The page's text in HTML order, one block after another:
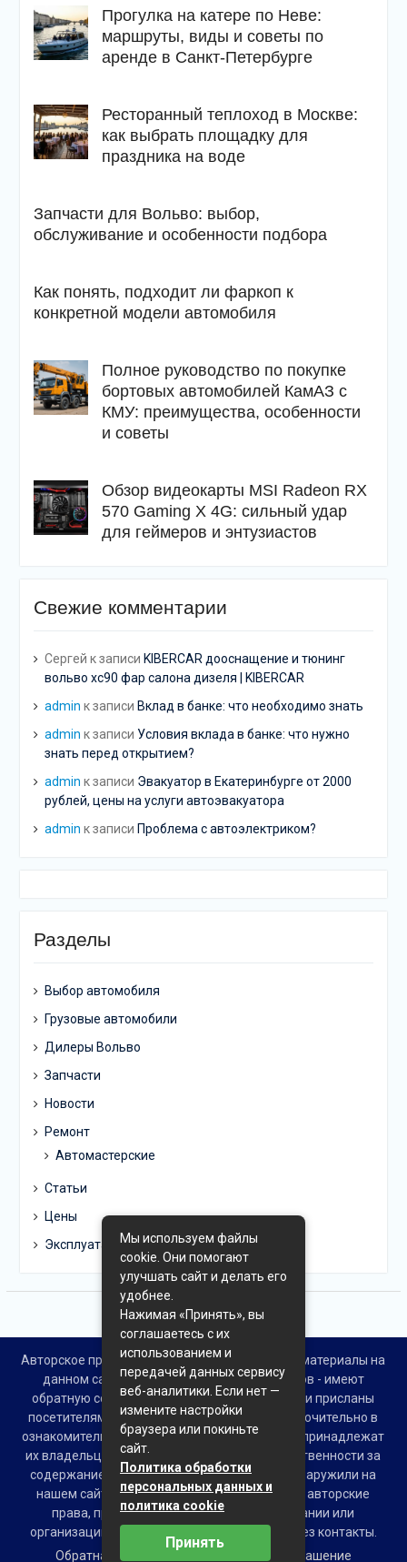
Прогулка на катере по Неве:
маршруты, виды и советы по
аренде в Санкт-Петербурге
Ресторанный теплоход в Москве:
как выбрать площадку для
праздника на воде
Запчасти для Вольво: выбор,
обслуживание и особенности подбора
Как понять, подходит ли фаркоп к
конкретной модели автомобиля
Полное руководство по покупке
бортовых автомобилей КамАЗ с
КМУ: преимущества, особенности
и советы
Обзор видеокарты MSI Radeon RX
570 Gaming X 4G: сильный удар
для геймеров и энтузиастов
Свежие комментарии
Сергей к записи KIBERCAR дооснащение и тюнинг
вольво хс90 фар салона дизеля | KIBERCAR
admin к записи Вклад в банке: что необходимо знать
admin к записи Условия вклада в банке: что нужно
знать перед открытием?
admin к записи Эвакуатор в Екатеринбурге от 2000
рублей, цены на услуги автоэвакуатора
admin к записи Проблема с автоэлектриком?
Разделы
Выбор автомобиля
Грузовые автомобили
Дилеры Вольво
Запчасти
Новости
Ремонт
Автомастерские
Статьи
Цены
Эксплуатация
Авторское право © Все права защищены. Все материалы на
данном сайте взяты из открытых источников - имеют
обратную ссылку на материал в интернете или присланы
посетителями сайта и предоставляются исключительно в
ознакомительных целях. Права на материалы принадлежат
их владельцам. Администрация сайта ответственности за
содержание материала не несет. Если Вы обнаружили на
нашем сайте материалы, которые нарушают авторские
права, принадлежащие Вам, Вашей компании или
организации, пожалуйста, сообщите нам через контакты.
Обратная связь
Пользовательское соглашение
Мы используем файлы
cookie. Они помогают
улучшать сайт и делать его
удобнее.
Нажимая «Принять», вы
соглашаетесь с их
использованием и
передачей данных сервису
веб-аналитики. Если нет —
измените настройки
браузера или покиньте
сайт.
Политика обработки
персональных данных и
политика cookie
Принять